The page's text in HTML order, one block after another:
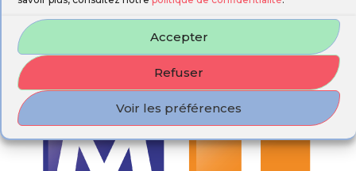
Accepter
Refuser
Voir les préférences